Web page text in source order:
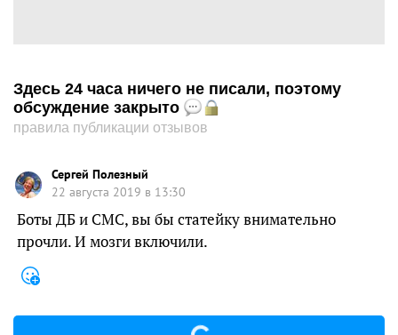
Здесь 24 часа ничего не писали, поэтому
обсуждение закрыто
правила публикации отзывов
Сергей Полезный
22 августа 2019 в 13:30
Боты ДБ и СМС, вы бы статейку внимательно
прочли. И мозги включили.